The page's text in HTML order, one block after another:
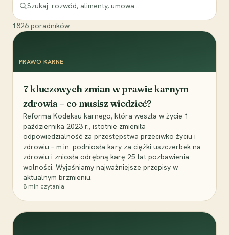
1826 poradników
PRAWO KARNE
7 kluczowych zmian w prawie karnym
zdrowia – co musisz wiedzieć?
Reforma Kodeksu karnego, która weszła w życie 1
października 2023 r., istotnie zmieniła
odpowiedzialność za przestępstwa przeciwko życiu i
zdrowiu – m.in. podniosła kary za ciężki uszczerbek na
zdrowiu i zniosła odrębną karę 25 lat pozbawienia
wolności. Wyjaśniamy najważniejsze przepisy w
aktualnym brzmieniu.
8 min czytania